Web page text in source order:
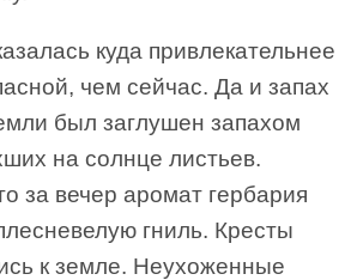
куда привлекательнее
чем сейчас. Да и запах
был заглушен запахом
на солнце листьев.
за вечер аромат гербария
гниль. Кресты
к земле. Неухоженные